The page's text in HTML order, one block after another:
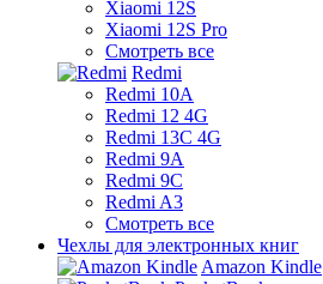
Xiaomi 12S
Xiaomi 12S Pro
Смотреть все
Redmi
Redmi 10A
Redmi 12 4G
Redmi 13C 4G
Redmi 9A
Redmi 9C
Redmi A3
Смотреть все
Чехлы для электронных книг
Amazon Kindle